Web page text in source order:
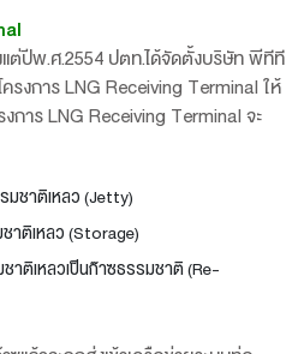
แต่ปีพ.ศ.2554 ปตท.ได้จัดตั้งบริษัท พีทีที
รงการ LNG Receiving Terminal ให้
การ LNG Receiving Terminal จะ
มชาติเหลว (Jetty)
าติเหลว (Storage)
ติเหลวเป็นก๊าซธรรมชาติ (Re-